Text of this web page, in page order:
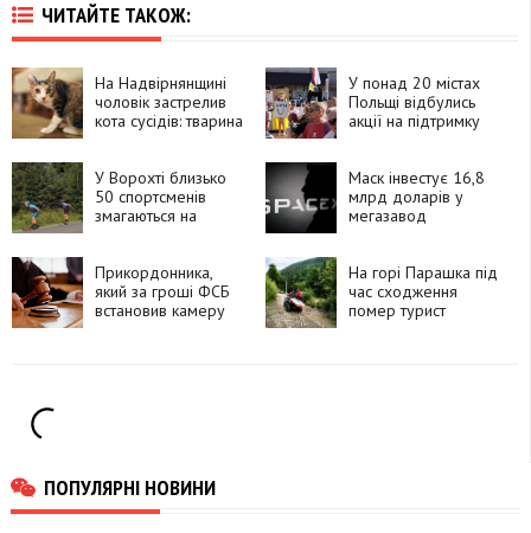
ЧИТАЙТЕ ТАКОЖ:
На Надвірнянщині
чоловік застрелив
кота сусідів: тварина
У понад 20 містах
Польщі відбулись
акції на підтримку
У Ворохті близько
50 спортсменів
змагаються на
Маск інвестує 16,8
млрд доларів у
мегазавод
Прикордонника,
який за гроші ФСБ
встановив камеру
На горі Парашка під
час сходження
помер турист
ПОПУЛЯРНІ НОВИНИ